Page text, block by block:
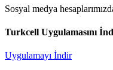
Sosyal medya
Turkcell Uygulamasını
Uygulamayı İndir